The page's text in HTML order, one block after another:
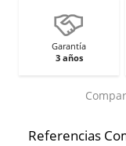
Garantía
3 años
Referencias